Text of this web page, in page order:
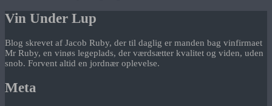
Vin Under Lup
Blog skrevet af Jacob Ruby, der til daglig er manden bag vinfirmaet
Mr Ruby, en vinøs legeplads, der værdsætter kvalitet og viden, uden
snob. Forvent altid en jordnær oplevelse.
Meta